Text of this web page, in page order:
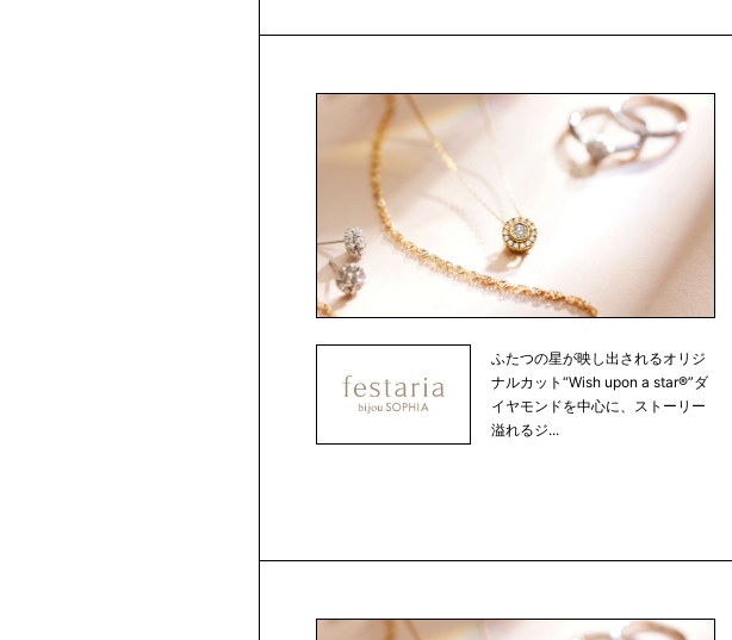
ふたつの星が映し出されるオリジ
ナルカット“Wish upon a star®︎”ダ
イヤモンドを中心に、ストーリー
溢れるジ...